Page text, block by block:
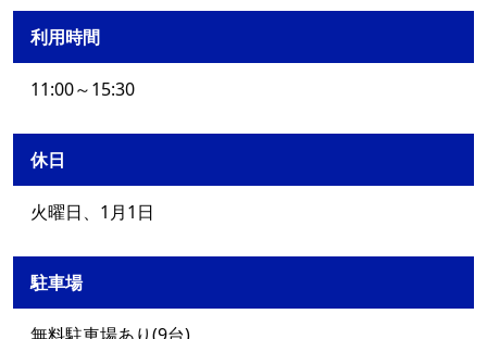
利用時間
11:00～15:30
休日
火曜日、1月1日
駐車場